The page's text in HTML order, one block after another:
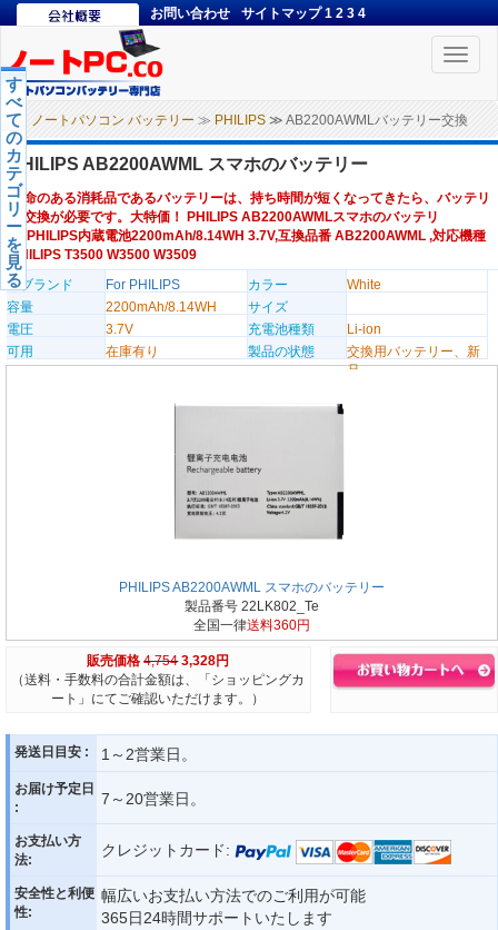
お問い合わせ サイトマップ 1 2 3 4
Toggle
ノートパソコン バッテリー ≫ PHILIPS ≫ AB2200AWMLバッテリー交換
す
べ
て
の
カ
テ
ゴ
リ
ー
を
見
る
PHILIPS AB2200AWML スマホのバッテリー
寿命のある消耗品であるバッテリーは、持ち時間が短くなってきたら、バッテリ
ー交換が必要です。大特価！ PHILIPS AB2200AWMLスマホのバッテリ
ー,PHILIPS内蔵電池2200mAh/8.14WH 3.7V,互換品番 AB2200AWML ,対応機種
PHILIPS T3500 W3500 W3509
のブランド
For PHILIPS カラー
White
容量
2200mAh/8.14WH
サイズ
電圧
3.7V 充電池種類
Li-ion
可用
在庫有り 製品の状態
交換用バッテリー、新
品
PHILIPS AB2200AWML スマホのバッテリー
製品番号 22LK802_Te
全国一律送料360円
販売価格 4,754 3,328円
（送料・手数料の合計金額は、「ショッピングカ
ート」にてご確認いただけます。）
発送日目安 : 1～2営業日。
お届け予定日
:
7～20営業日。
お支払い方
法:
クレジットカード:
安全性と利便
性:
幅広いお支払い方法でのご利用が可能
365日24時間サポートいたします